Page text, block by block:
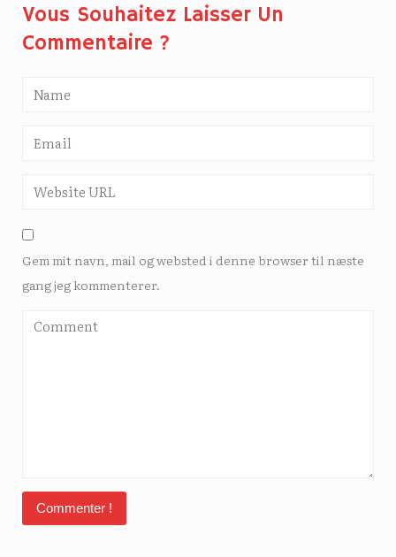
Vous Souhaitez Laisser Un
Commentaire ?
Gem mit navn, mail og websted i denne browser til næste
gang jeg kommenterer.